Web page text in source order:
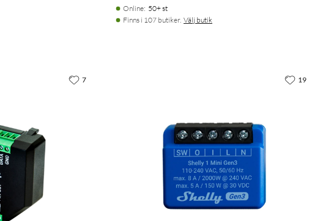
Online: 50+ st
Finns i 107 butiker. Välj butik
7 19